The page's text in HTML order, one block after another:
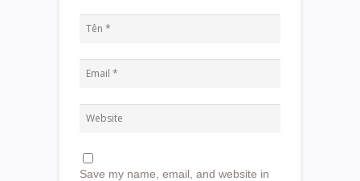
Save my name, email, and website in